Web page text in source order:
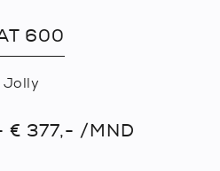
600
Jolly
€ 377,- /MND